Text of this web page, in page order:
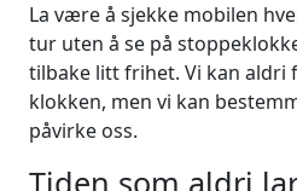
La være å sjekke mobilen
tur uten å se på
tilbake litt frihet. Vi kan aldri
klokken, men vi kan
påvirke oss.
Tiden som aldri